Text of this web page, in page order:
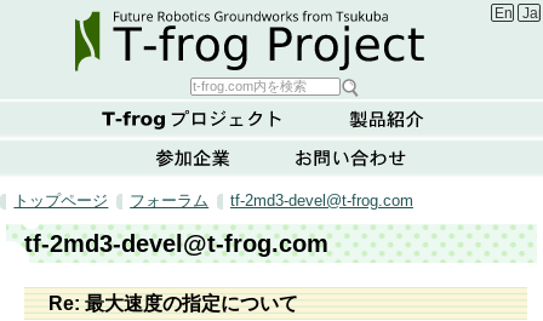
トップページ フォーラム tf-2md3-devel@t-frog.com
tf-2md3-devel@t-frog.com
Re: 最大速度の指定について